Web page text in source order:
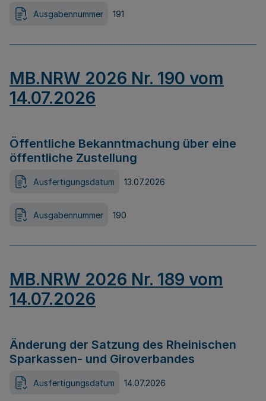
Ausgabennummer 191
MB.NRW 2026 Nr. 190 vom
14.07.2026
Öffentliche Bekanntmachung über eine
öffentliche Zustellung
Ausfertigungsdatum 13.07.2026
Ausgabennummer 190
MB.NRW 2026 Nr. 189 vom
14.07.2026
Änderung der Satzung des Rheinischen
Sparkassen- und Giroverbandes
Ausfertigungsdatum 14.07.2026